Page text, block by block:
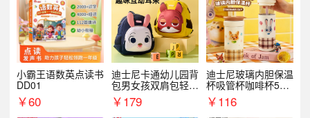
小霸王语数英点读书
DD01
￥60
迪士尼卡通幼儿园背
包男女孩双肩包轻便
可爱小背包B20107
￥179
迪士尼玻璃内胆保温
杯吸管杯咖啡杯530
MLH15135
￥116